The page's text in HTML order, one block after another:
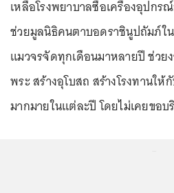
เหลือโรงพยาบาลซื้อเครื่องอุปกร
ช่วยมูลนิธิคนตาบอดราชินูปถัมภ์ใ
แมวจรจัดทุกเดือนมาหลายปี ช่วย
พระ สร้างอุโบสถ สร้างโรงทานให้
มากมายในแต่ละปี โดยไม่เคยขอบ